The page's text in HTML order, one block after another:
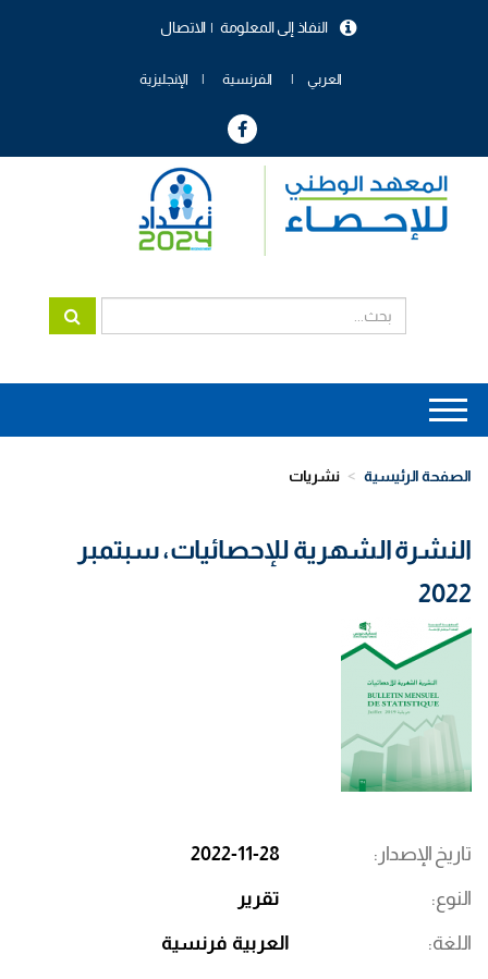
الاتصال النفاذ إلى المعلومة
العربي الفرنسية الإنجليزية
Main
navigation
الصفحة الرئيسية نشريات
النشرة الشهرية للإحصائيات، سبتمبر
2022
تاريخ الإصدار 2022-11-28
النوع تقرير
اللغة العربية فرنسية